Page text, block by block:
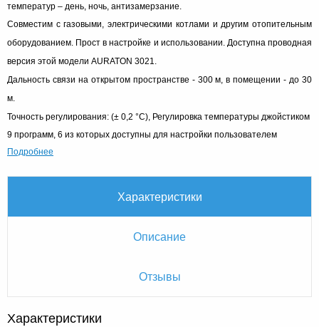
температур – день, ночь, антизамерзание.
Совместим с газовыми, электрическими котлами и другим отопительным
оборудованием. Прост в настройке и использовании. Доступна проводная
версия этой модели AURATON 3021.
Дальность связи на открытом пространстве - 300 м, в помещении - до 30
м.
Точность регулирования: (± 0,2 °С), Регулировка температуры джойстиком
9 программ, 6 из которых доступны для настройки пользователем
Подробнее
Характеристики
Описание
Отзывы
Характеристики